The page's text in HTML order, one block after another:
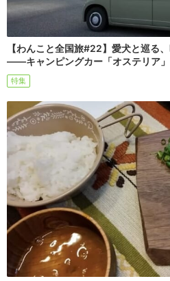
【わんこと全国旅#22】愛犬と巡る
――キャンピングカー「オステリア
特集